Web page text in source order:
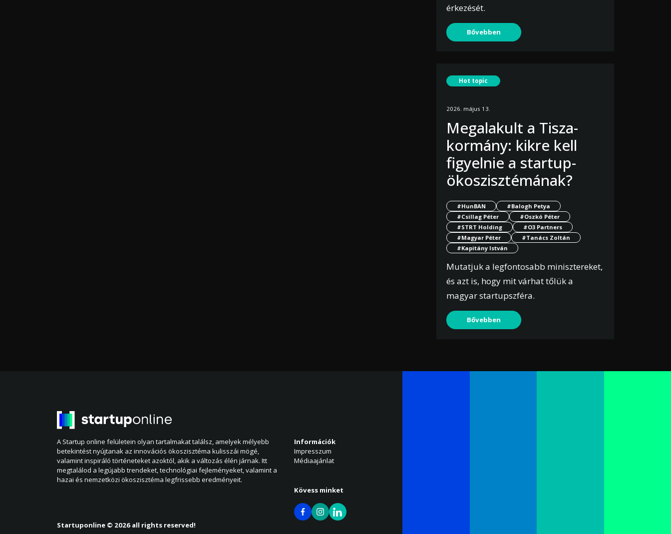
érkezését.
Bővebben
Hot topic
2026. május 13.
Megalakult a Tisza-
kormány: kikre kell
figyelnie a startup-
ökoszisztémának?
#HunBAN
#Balogh Petya
#Csillag Péter
#Oszkó Péter
#STRT Holding
#O3 Partners
#Magyar Péter
#Tanács Zoltán
#Kapitány István
Mutatjuk a legfontosabb minisztereket,
és azt is, hogy mit várhat tőlük a
magyar startupszféra.
Bővebben
A Startup online felületein olyan tartalmakat találsz, amelyek mélyebb
betekintést nyújtanak az innovációs ökoszisztéma kulisszái mögé,
valamint inspiráló történeteket azoktól, akik a változás élén járnak. Itt
megtalálod a legújabb trendeket, technológiai fejleményeket, valamint a
hazai és nemzetközi ökoszisztéma legfrissebb eredményeit.
Információk
Impresszum
Médiaajánlat
Kövess minket
Startuponline © 2026 all rights reserved!